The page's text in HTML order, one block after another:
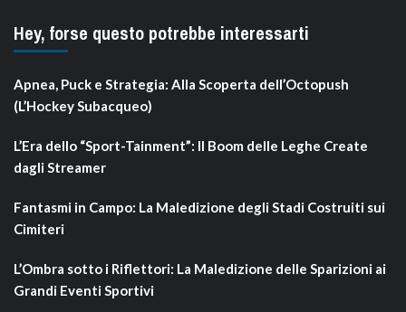
Hey, forse questo potrebbe interessarti
Apnea, Puck e Strategia: Alla Scoperta dell’Octopush
(L’Hockey Subacqueo)
L’Era dello “Sport-Tainment”: Il Boom delle Leghe Create
dagli Streamer
Fantasmi in Campo: La Maledizione degli Stadi Costruiti sui
Cimiteri
L’Ombra sotto i Riflettori: La Maledizione delle Sparizioni ai
Grandi Eventi Sportivi